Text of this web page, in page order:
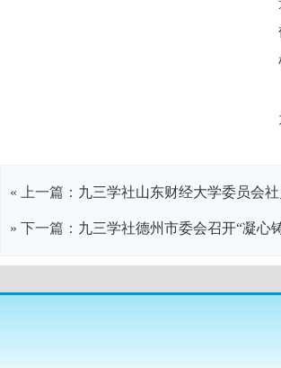
« 上一篇： 九三学社山东财经大学委员会
» 下一篇： 九三学社德州市委会召开“凝心